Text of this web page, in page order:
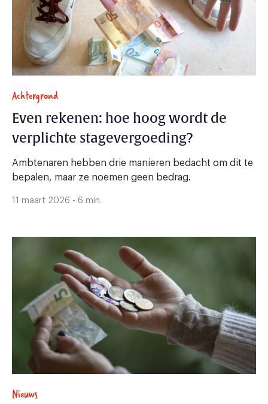
Achtergrond
Even rekenen: hoe hoog wordt de
verplichte stagevergoeding?
Ambtenaren hebben drie manieren bedacht om dit te
bepalen, maar ze noemen geen bedrag.
11 maart 2026 - 6 min.
Nieuws